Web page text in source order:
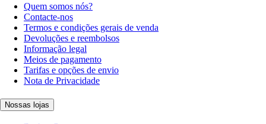
Quem somos nós?
Contacte-nos
Termos e condições gerais de venda
Devoluções e reembolsos
Informação legal
Meios de pagamento
Tarifas e opções de envio
Nota de Privacidade
Nossas lojas